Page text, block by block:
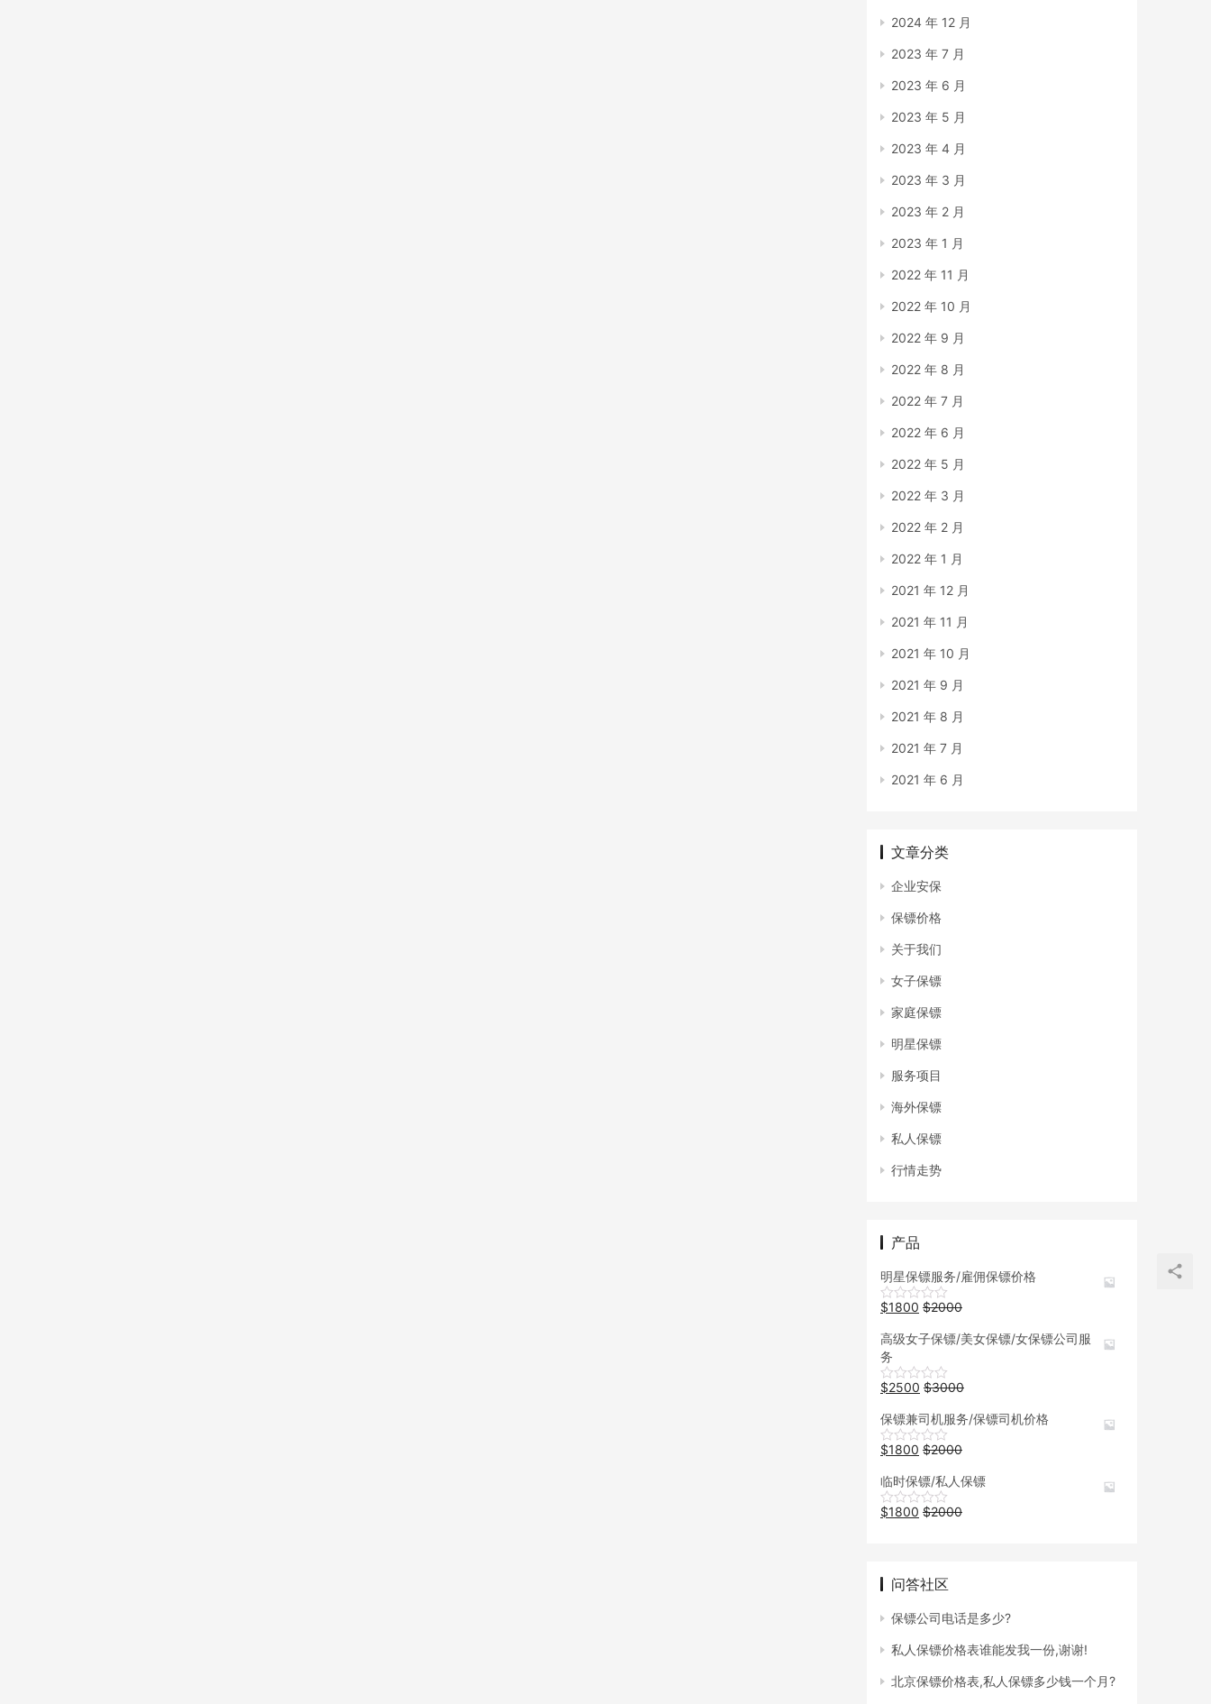
2024 年 12 月
2023 年 7 月
2023 年 6 月
2023 年 5 月
2023 年 4 月
2023 年 3 月
2023 年 2 月
2023 年 1 月
2022 年 11 月
2022 年 10 月
2022 年 9 月
2022 年 8 月
2022 年 7 月
2022 年 6 月
2022 年 5 月
2022 年 3 月
2022 年 2 月
2022 年 1 月
2021 年 12 月
2021 年 11 月
2021 年 10 月
2021 年 9 月
2021 年 8 月
2021 年 7 月
2021 年 6 月
文章分类
企业安保
保镖价格
关于我们
女子保镖
家庭保镖
明星保镖
服务项目
海外保镖
私人保镖
行情走势
产品
明星保镖服务/雇佣保镖价格
$1800 $2000
高级女子保镖/美女保镖/女保镖公司服
务
$2500 $3000
保镖兼司机服务/保镖司机价格
$1800 $2000
临时保镖/私人保镖
$1800 $2000
问答社区
保镖公司电话是多少?
私人保镖价格表谁能发我一份,谢谢!
北京保镖价格表,私人保镖多少钱一个月?